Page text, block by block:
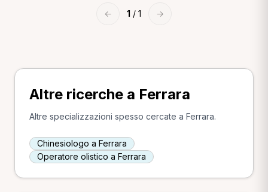
← 1 / 1 →
Altre ricerche a Ferrara
Altre specializzazioni spesso cercate a Ferrara.
Chinesiologo a Ferrara
Operatore olistico a Ferrara